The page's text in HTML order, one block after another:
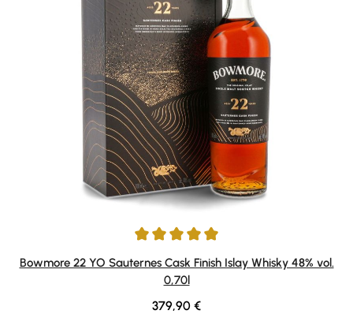
Durchschnittliche Bewertung von 5 von 5 Sternen
Bowmore 22 YO Sauternes Cask Finish Islay Whisky 48% vol.
0,70l
Regulärer Preis:
379,90 €